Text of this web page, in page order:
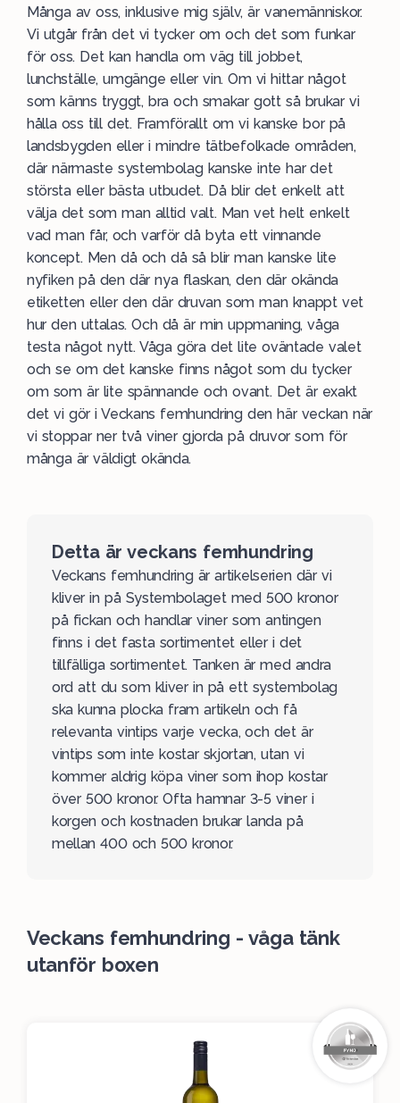
Många av oss, inklusive mig själv, är vanemänniskor.
Vi utgår från det vi tycker om och det som funkar
för oss. Det kan handla om väg till jobbet,
lunchställe, umgänge eller vin. Om vi hittar något
som känns tryggt, bra och smakar gott så brukar vi
hålla oss till det. Framförallt om vi kanske bor på
landsbygden eller i mindre tätbefolkade områden,
där närmaste systembolag kanske inte har det
största eller bästa utbudet. Då blir det enkelt att
välja det som man alltid valt. Man vet helt enkelt
vad man får, och varför då byta ett vinnande
koncept. Men då och då så blir man kanske lite
nyfiken på den där nya flaskan, den där okända
etiketten eller den där druvan som man knappt vet
hur den uttalas. Och då är min uppmaning, våga
testa något nytt. Våga göra det lite oväntade valet
och se om det kanske finns något som du tycker
om som är lite spännande och ovant. Det är exakt
det vi gör i Veckans femhundring den här veckan när
vi stoppar ner två viner gjorda på druvorsom för
många är väldigt okända.
Detta är veckans femhundring
Veckans femhundringär artikelserien där vi
kliver in på Systembolaget med 500 kronor
på fickan och handlar viner som antingen
finns i det fasta sortimentet eller i det
tillfälliga sortimentet. Tanken är med andra
ord att du som kliver in på ett systembolag
ska kunna plocka fram artikeln och få
relevanta vintips varje vecka, och det är
vintips som inte kostar skjortan, utan vi
kommer aldrig köpa viner som ihop kostar
över 500 kronor. Ofta hamnar 3-5 viner i
korgen och kostnaden brukar landa på
mellan 400 och 500 kronor.
Veckans femhundring - våga tänk
utanför boxen